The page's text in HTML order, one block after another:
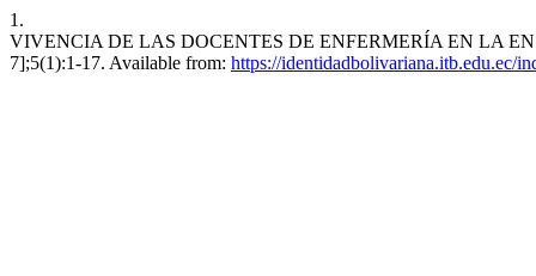
1.
VIVENCIA DE LAS DOCENTES DE ENFERMERÍA EN LA
7];5(1):1-17. Available from: https://identidadbolivariana.itb.edu.ec/